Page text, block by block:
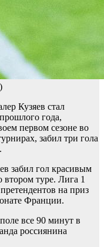
Кузяев стал
года,
первом сезоне во
забил три гола
забил гол красивым
туре. Лига 1
на приз
Франции.
все 90 минут в
россиянина